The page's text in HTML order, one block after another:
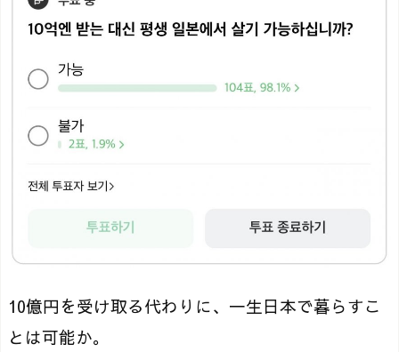
10億円を受け取る代わりに、一生日本で暮らすこ
とは可能か。